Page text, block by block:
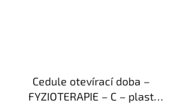
Cedule otevírací doba –
FYZIOTERAPIE – C – plast